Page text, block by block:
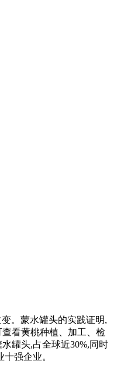
。蒙水罐头的实践证明,
看黄桃种植、加工、检
罐头,占全球近30%,同时
强企业。